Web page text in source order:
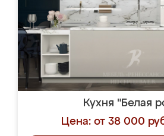
Кухня "Белая
Цена: от 38 000